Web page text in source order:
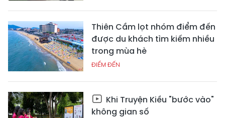
Thiên Cầm lọt nhóm điểm đến
được du khách tìm kiếm nhiều
trong mùa hè
ĐIỂM ĐẾN
Khi Truyện Kiều "bước vào"
không gian số